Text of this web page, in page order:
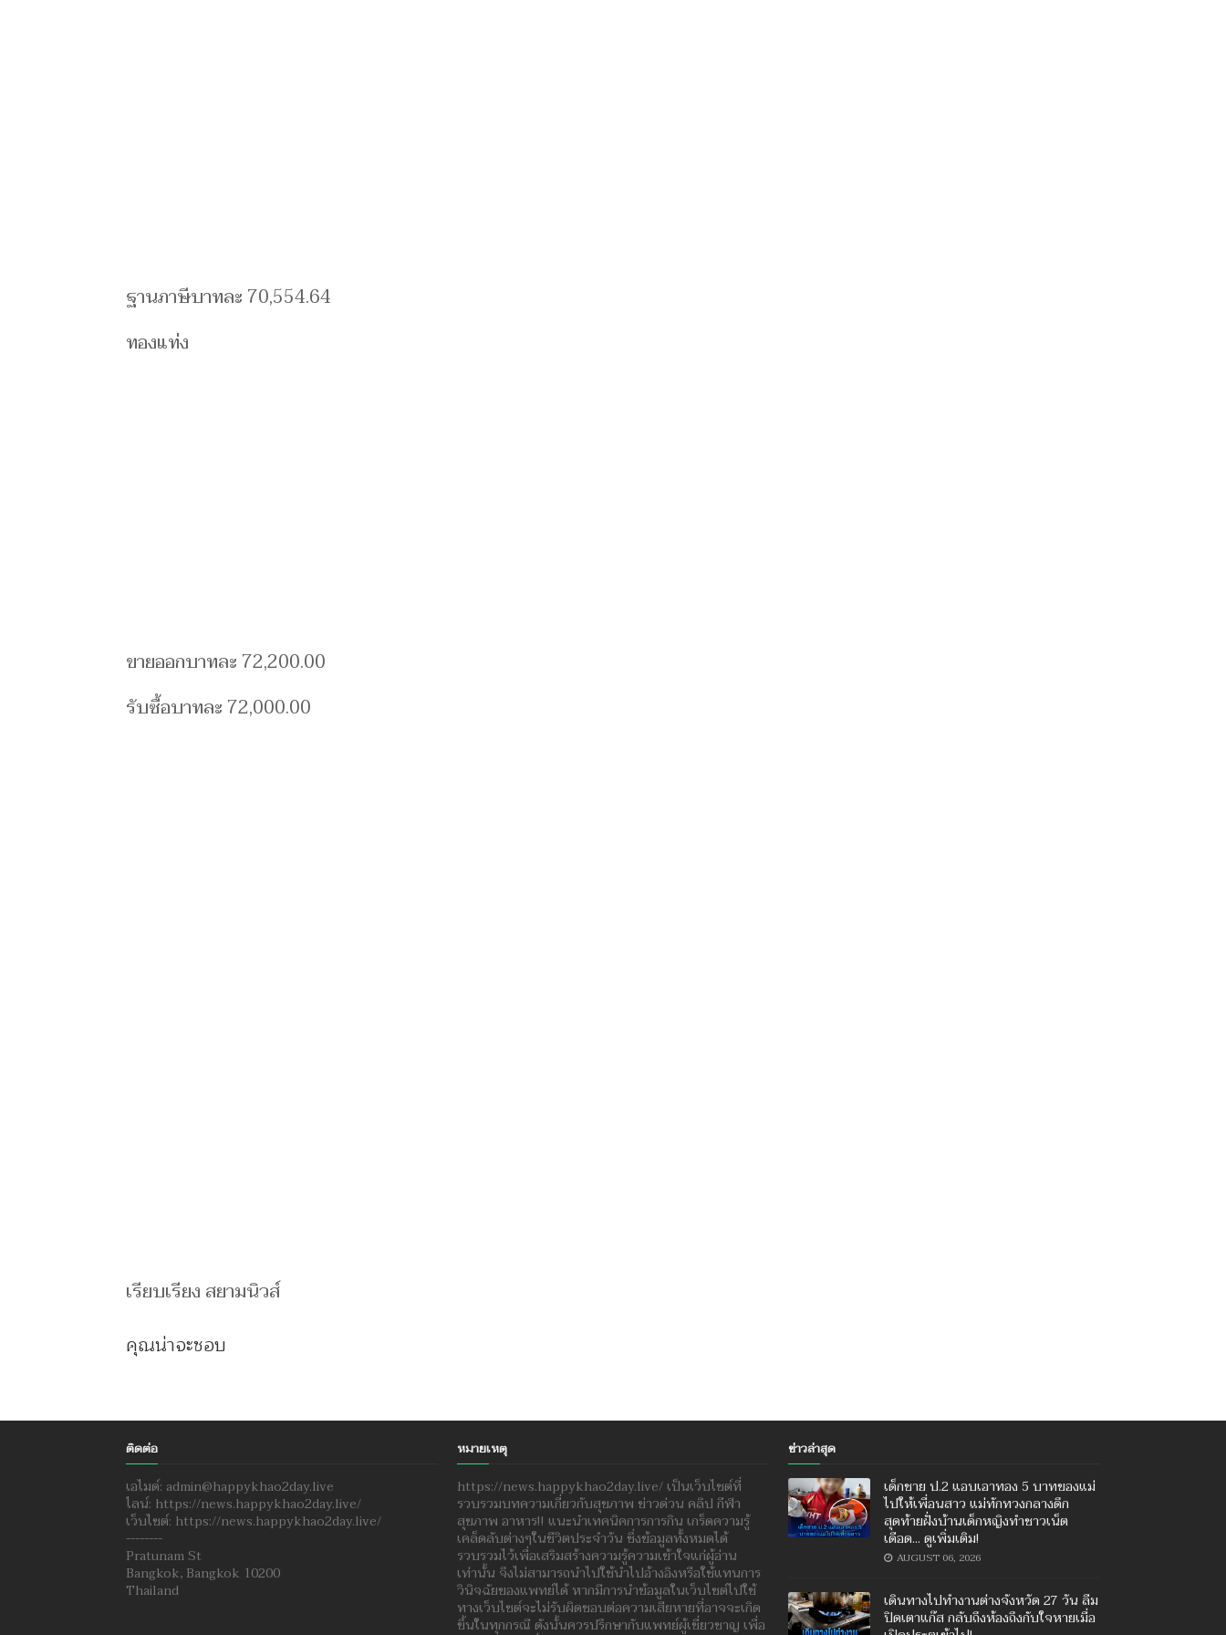
ฐานภาษีบาทละ 70,554.64
ทองแท่ง
ขายออกบาทละ 72,200.00
รับซื้อบาทละ 72,000.00
เรียบเรียง สยามนิวส์
คุณน่าจะชอบ
ติดต่อ
เอไมด์: admin@happykhao2day.live
ไลน์: https://news.happykhao2day.live/
เว็บไซต์: https://news.happykhao2day.live/
--------
Pratunam St
Bangkok, Bangkok 10200
Thailand
หมายเหตุ
https://news.happykhao2day.live/ เป็นเว็บไซต์ที่
รวบรวมบทความเกี่ยวกับสุขภาพ ข่าวด่วน คลิป กีฬา
สุขภาพ อาหาร!! แนะนำเทคนิคการการกิน เกร็ดความรู้
เคล็ดลับต่างๆในชีวิตประจำวัน ซึ่งข้อมูลทั้งหมดได้
รวบรวมไว้เพื่อเสริมสร้างความรู้ความเข้าใจแก่ผู้อ่าน
เท่านั้น จึงไม่สามารถนำไปใช้นำไปอ้างอิงหรือใช้แทนการ
วินิจฉัยของแพทย์ได้ หากมีการนำข้อมูลในเว็บไซต์ไปใช้
ทางเว็บไซต์จะไม่รับผิดชอบต่อความเสียหายที่อาจจะเกิด
ขึ้นในทุกกรณี ดังนั้นควรปรึกษากับแพทย์ผู้เชี่ยวชาญ เพื่อ
ข่าวล่าสุด
เด็กชาย ป.2 แอบเอาทอง 5 บาทของแม่
ไปให้เพื่อนสาว แม่ทักทวงกลางดึก
สุดท้ายฝั่งบ้านเด็กหญิงทำชาวเน็ต
เดือด... ดูเพิ่มเติม!
AUGUST 06, 2026
เดินทางไปทำงานต่างจังหวัด 27 วัน ลืม
ปิดเตาแก๊ส กลับถึงห้องถึงกับใจหายเมื่อ